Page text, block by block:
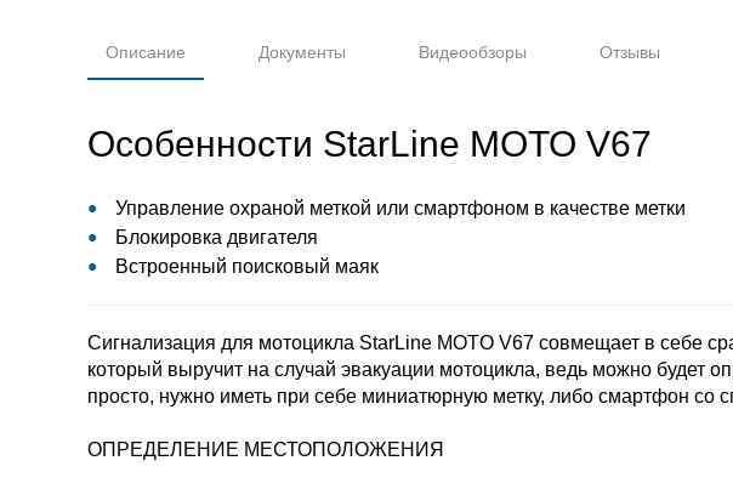
Описание Документы Видеообзоры Отзывы
Особенности StarLine MOTO V67
Управление охраной меткой или смартфоном в качестве метки
Блокировка двигателя
Встроенный поисковый маяк
Сигнализация для мотоцикла StarLine MOTO V67 совмещает в себе
который выручит на случай эвакуации мотоцикла, ведь можно будет
просто, нужно иметь при себе миниатюрную метку, либо смартфон со
ОПРЕДЕЛЕНИЕ МЕСТОПОЛОЖЕНИЯ